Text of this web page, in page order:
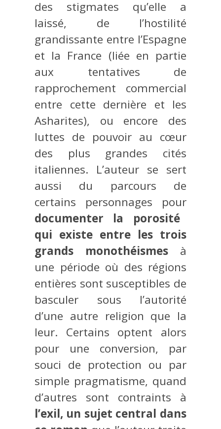
des stigmates qu’elle a
laissé, de l’hostilité
grandissante entre l’Espagne
et la France (liée en partie
aux tentatives de
rapprochement commercial
entre cette dernière et les
Asharites), ou encore des
luttes de pouvoir au cœur
des plus grandes cités
italiennes. L’auteur se sert
aussi du parcours de
certains personnages pour
documenter la porosité
qui existe entre les trois
grands monothéismes à
une période où des régions
entières sont susceptibles de
basculer sous l’autorité
d’une autre religion que la
leur. Certains optent alors
pour une conversion, par
souci de protection ou par
simple pragmatisme, quand
d’autres sont contraints à
l’exil, un sujet central dans